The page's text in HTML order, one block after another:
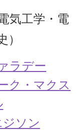
量子暗号を揺る
ス
トロピーを定義
気工学・電
ラデー
ク・マクス
ジソン